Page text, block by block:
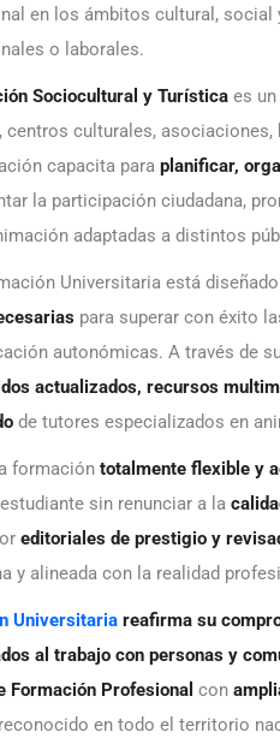
en los ámbitos cultural,
o laborales.
Sociocultural y Turística es
centros culturales,
capacita para planificar,
la participación ciudadana,
adaptadas a distintos
Universitaria está
para superar con éxito
autonómicas. A través de
actualizados, recursos
de tutores especializados en
formación totalmente flexible y
sin renunciar a la
editoriales de prestigio y
y alineada con la realidad
Universitaria reafirma su
al trabajo con personas y
Formación Profesional con
en todo el territorio